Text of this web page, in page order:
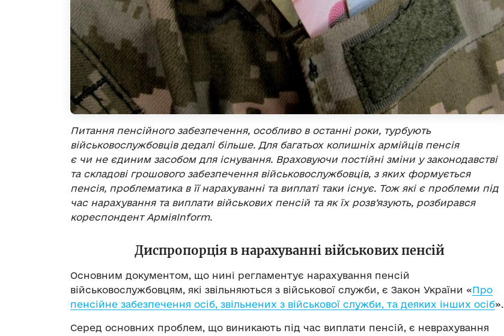
Питання пенсійного забезпечення, особливо в останні роки, турбують
військовослужбовців дедалі більше. Для багатьох колишніх армійців пенсія
є чи не єдиним засобом для існування. Враховуючи постійні зміни у законодавстві
та складові грошового забезпечення військовослужбовців, з яких формується
пенсія, проблематика в її нарахуванні та виплаті таки існує. Тож які є проблеми під
час нарахування та виплати військових пенсій та як їх розв’язують, розбирався
кореспондент АрміяInform.
Диспропорція в нарахуванні військових пенсій
Основним документом, що нині регламентує нарахування пенсій
військовослужбовцям, які звільняються з військової служби, є Закон України «Про
пенсійне забезпечення осіб, звільнених з військової служби, та деяких інших осіб».
Серед основних проблем, що виникають під час виплати пенсій, є неврахування